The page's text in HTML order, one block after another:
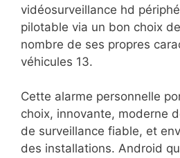
vidéosurveillance hd
pilotable via un bon choix
nombre de ses propres
véhicules 13.
Cette alarme personnelle
choix, innovante, moderne
de surveillance fiable, et
des installations. Android